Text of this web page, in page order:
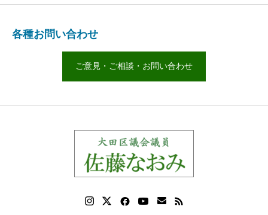
各種お問い合わせ
ご意見・ご相談・お問い合わせ